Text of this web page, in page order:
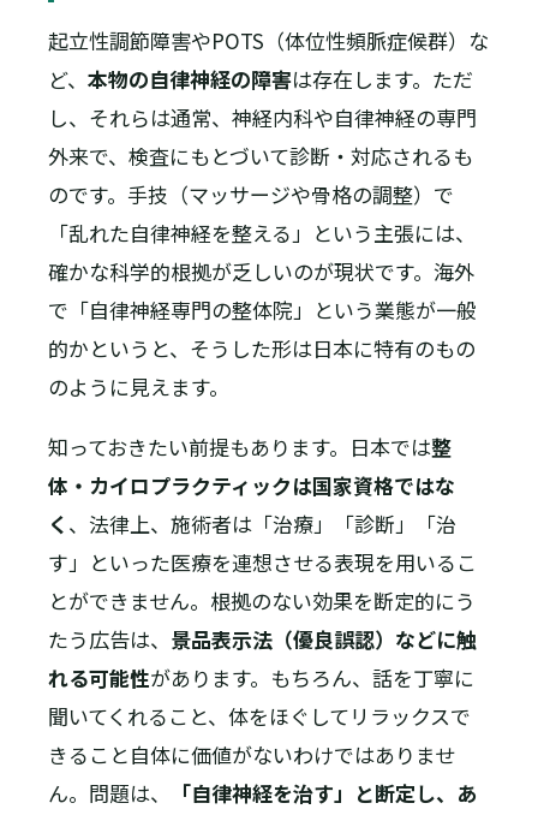
起立性調節障害やPOTS（体位性頻脈症候群）な
ど、 本物の自律神経の障害は存在します。ただ
し、それらは通常、神経内科や自律神経の専門
外来で、検査にもとづいて診断・対応されるも
のです。手技（マッサージや骨格の調整）で
「乱れた自律神経を整える」という主張には、
確かな科学的根拠が乏しいのが現状です。海外
で「自律神経専門の整体院」という業態が一般
的かというと、そうした形は日本に特有のもの
のように見えます。
知っておきたい前提もあります。日本では整
体・カイロプラクティックは国家資格ではな
く 、法律上、施術者は「治療」「診断」「治
す」といった医療を連想させる表現を用いるこ
とができません。根拠のない効果を断定的にう
たう広告は、 景品表示法（優良誤認）などに触
れる可能性があります。もちろん、話を丁寧に
聞いてくれること、体をほぐしてリラックスで
きること自体に価値がないわけではありませ
ん。問題は、
「自律神経を治す」と断定し、あ